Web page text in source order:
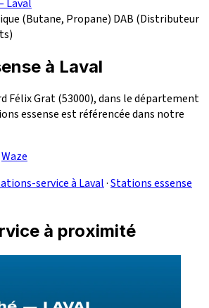
Laval
(Butane, Propane) DAB (Distributeur
à Laval
Félix Grat (53000), dans le département
essense est référencée dans notre
Waze
service à Laval·Stations essense
à proximité